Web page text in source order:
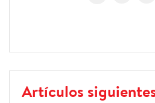
Artículos